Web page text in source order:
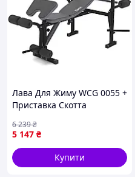
Лава Для Жиму WCG 0055 +
Приставка Скотта
5 147 ₴
6 239₴
Купити